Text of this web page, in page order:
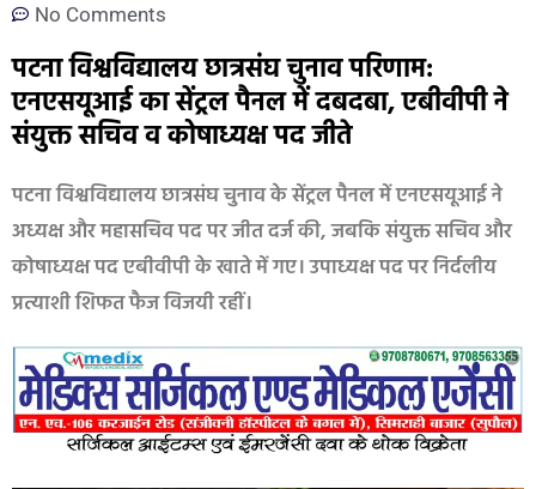
No Comments
पटना विश्वविद्यालय छात्रसंघ चुनाव परिणाम:
एनएसयूआई का सेंट्रल पैनल में दबदबा, एबीवीपी ने
संयुक्त सचिव व कोषाध्यक्ष पद जीते
पटना विश्वविद्यालय छात्रसंघ चुनाव के सेंट्रल पैनल में एनएसयूआई ने
अध्यक्ष और महासचिव पद पर जीत दर्ज की, जबकि संयुक्त सचिव और
कोषाध्यक्ष पद एबीवीपी के खाते में गए। उपाध्यक्ष पद पर निर्दलीय
प्रत्याशी शिफत फैज विजयी रहीं।